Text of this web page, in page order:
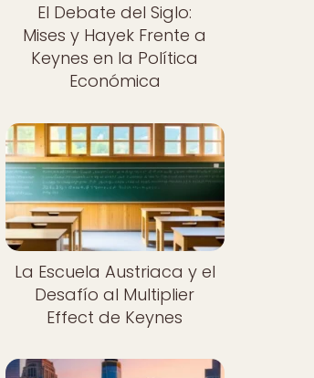
El Debate del Siglo:
Mises y Hayek Frente a
Keynes en la Política
Económica
La Escuela Austriaca y el
Desafío al Multiplier
Effect de Keynes